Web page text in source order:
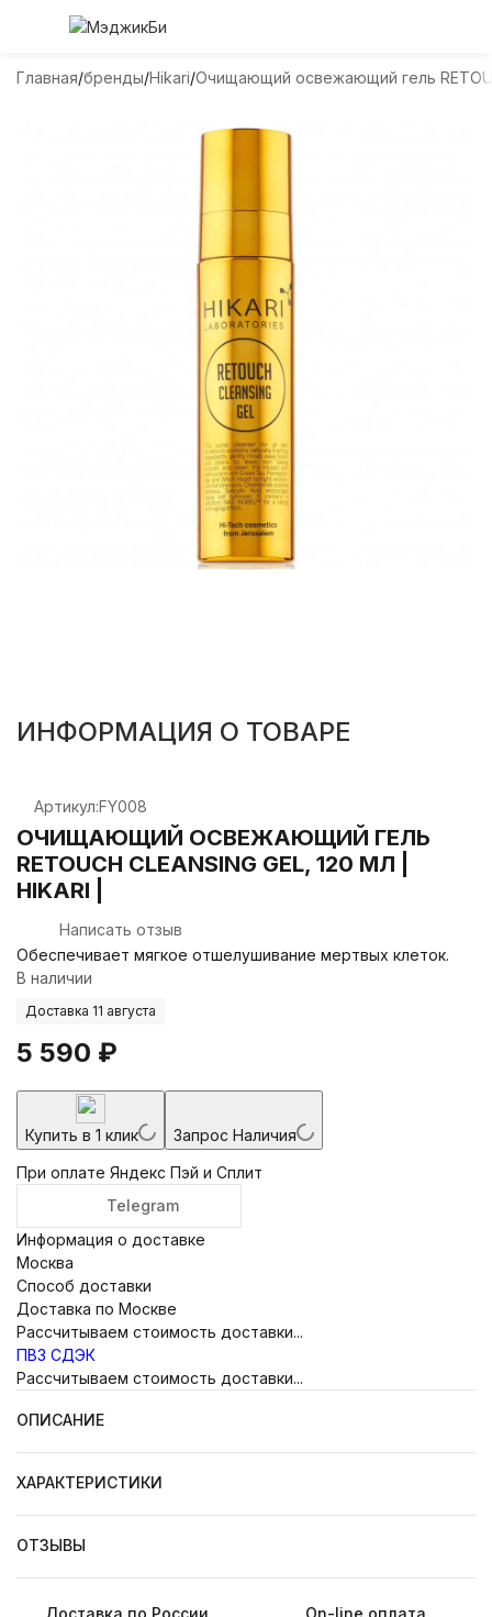
Главная бренды Hikari Очищающий освежающий гель
ИНФОРМАЦИЯ О ТОВАРЕ
Артикул:FY008
ОЧИЩАЮЩИЙ ОСВЕЖАЮЩИЙ ГЕЛЬ
RETOUCH CLEANSING GEL, 120 МЛ |
HIKARI |
Написать отзыв
Обеспечивает мягкое отшелушивание мертвых клеток.
В наличии
Доставка 11 августа
5 590 ₽
Купить в 1 клик
Запрос Наличия
При оплате Яндекс Пэй и Сплит
Telegram
Информация о доставке
Москва
Способ доставки
Доставка по Москве
Рассчитываем стоимость доставки...
ПВЗ СДЭК
Рассчитываем стоимость доставки...
ОПИСАНИЕ
ХАРАКТЕРИСТИКИ
ОТЗЫВЫ
Доставка по России On-line оплата